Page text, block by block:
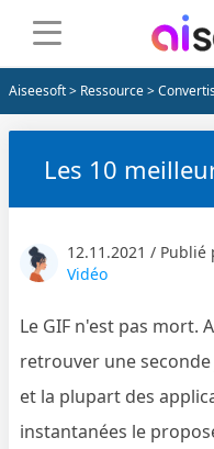
Aiseesoft> Ressource>
Les 10
12.11.2021 /
Vidéo
Le GIF n'est pas mort.
retrouver une
et la plupart des
instantanées le